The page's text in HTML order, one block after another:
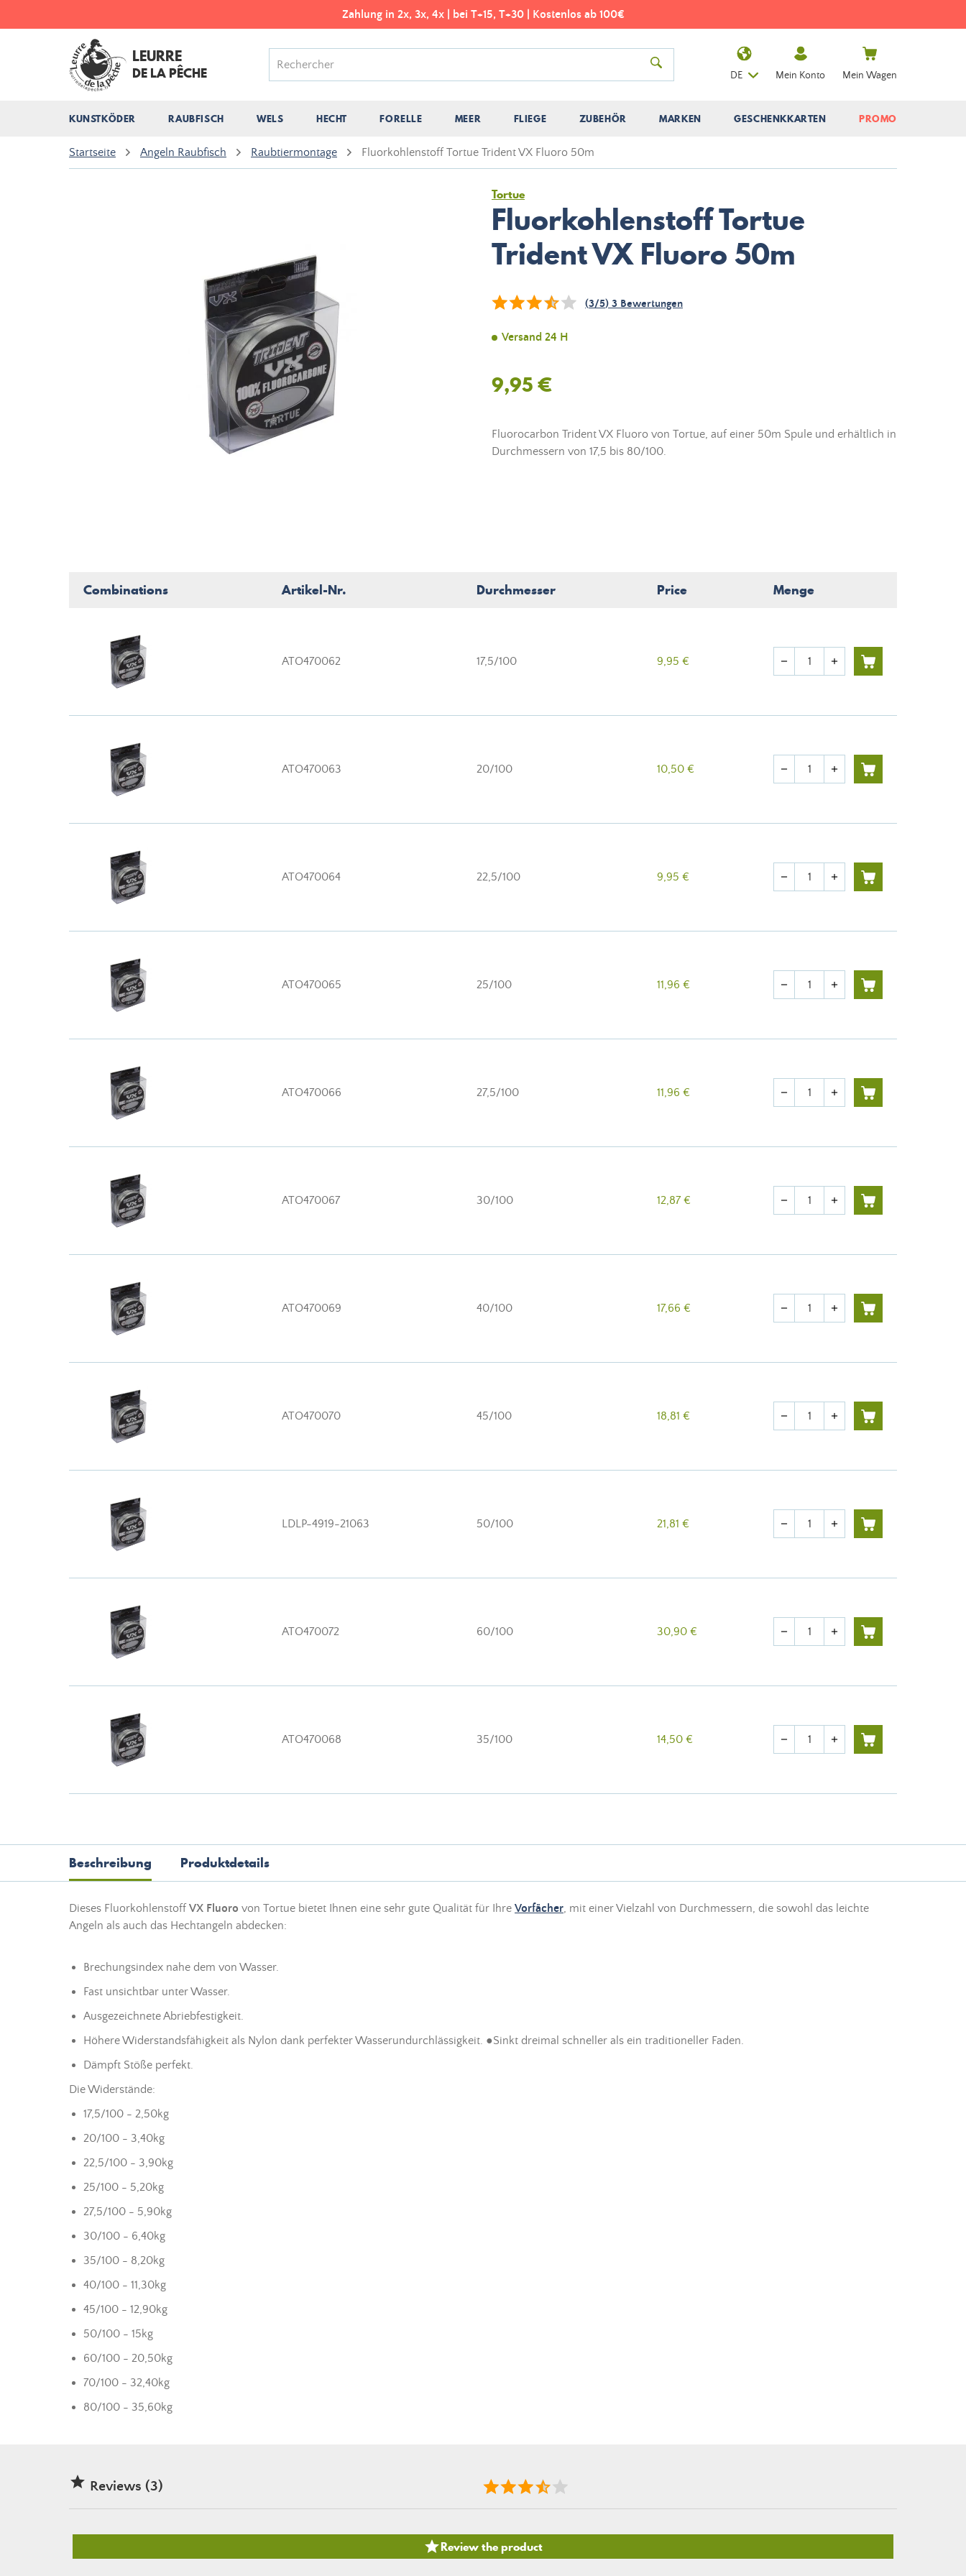
Zahlung in 2x, 3x, 4x | bei T+15, T+30 | Kostenlos ab 100€
LEURRE
DE LA PÊCHE
KUNSTKÖDER RAUBFISCH WELS HECHT FORELLE MEER FLIEGE ZUBEHÖR MARKEN GESCHENKKARTEN PROMO
DE Mein Konto Mein Wagen
Startseite Angeln Raubfisch Raubtiermontage Fluorkohlenstoff Tortue Trident VX Fluoro 50m
Tortue
Fluorkohlenstoff Tortue
Trident VX Fluoro 50m
(3/5) 3 Bewertungen
Versand 24 H
9,95 €
Fluorocarbon Trident VX Fluoro von Tortue, auf einer 50m Spule und erhältlich in
Durchmessern von 17,5 bis 80/100.
Combinations Artikel-Nr. Durchmesser Price Menge
ATO470062 17,5/100 9,95 € remove add
ATO470063 20/100 10,50 € remove add
ATO470064 22,5/100 9,95 € remove add
ATO470065 25/100 11,96 € remove add
ATO470066 27,5/100 11,96 € remove add
ATO470067 30/100 12,87 € remove add
ATO470069 40/100 17,66 € remove add
ATO470070 45/100 18,81 € remove add
LDLP-4919-21063 50/100 21,81 € remove add
ATO470072 60/100 30,90 € remove add
ATO470068 35/100 14,50 € remove add
Beschreibung Produktdetails
Dieses FluorkohlenstoffVX Fluoro von Tortue bietet Ihnen eine sehr gute Qualität für Ihre Vorfächer, mit einer Vielzahl von Durchmessern, die sowohl das leichte
Angeln als auch das Hechtangeln abdecken:
Brechungsindex nahe dem von Wasser.
Fast unsichtbar unter Wasser.
Ausgezeichnete Abriebfestigkeit.
Höhere Widerstandsfähigkeit als Nylon dank perfekter Wasserundurchlässigkeit. ●Sinkt dreimal schneller als ein traditioneller Faden.
Dämpft Stöße perfekt.
Die Widerstände:
17,5/100 - 2,50kg
20/100 - 3,40kg
22,5/100 - 3,90kg
25/100 - 5,20kg
27,5/100 - 5,90kg
30/100 - 6,40kg
35/100 - 8,20kg
40/100 - 11,30kg
45/100 - 12,90kg
50/100 - 15kg
60/100 - 20,50kg
70/100 - 32,40kg
80/100 - 35,60kg
 Reviews (3)
Review the product